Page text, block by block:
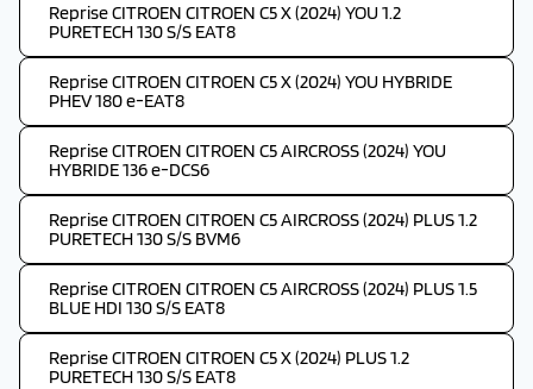
Reprise CITROEN CITROEN C5 X (2024) YOU 1.2
PURETECH 130 S/S EAT8
Reprise CITROEN CITROEN C5 X (2024) YOU HYBRIDE
PHEV 180 e-EAT8
Reprise CITROEN CITROEN C5 AIRCROSS (2024) YOU
HYBRIDE 136 e-DCS6
Reprise CITROEN CITROEN C5 AIRCROSS (2024) PLUS 1.2
PURETECH 130 S/S BVM6
Reprise CITROEN CITROEN C5 AIRCROSS (2024) PLUS 1.5
BLUE HDI 130 S/S EAT8
Reprise CITROEN CITROEN C5 X (2024) PLUS 1.2
PURETECH 130 S/S EAT8